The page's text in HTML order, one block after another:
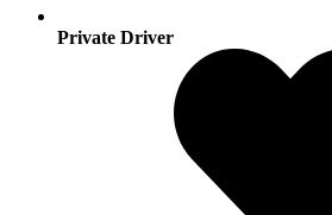
Private Driver